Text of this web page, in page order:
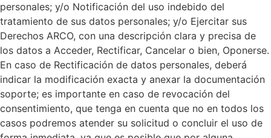
personales; y/o Notificación del uso indebido del
tratamiento de sus datos personales; y/o Ejercitar sus
Derechos ARCO, con una descripción clara y precisa de
los datos a Acceder, Rectificar, Cancelar o bien, Oponerse.
En caso de Rectificación de datos personales, deberá
indicar la modificación exacta y anexar la documentación
soporte; es importante en caso de revocación del
consentimiento, que tenga en cuenta que no en todos los
casos podremos atender su solicitud o concluir el uso de